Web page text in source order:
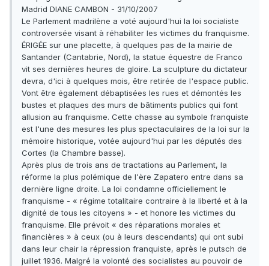
Madrid DIANE CAMBON - 31/10/2007
Le Parlement madrilène a voté aujourd'hui la loi socialiste
controversée visant à réhabiliter les victimes du franquisme.
ÉRIGÉE sur une placette, à quelques pas de la mairie de
Santander (Cantabrie, Nord), la statue équestre de Franco
vit ses dernières heures de gloire. La sculpture du dictateur
devra, d'ici à quelques mois, être retirée de l'espace public.
Vont être également débaptisées les rues et démontés les
bustes et plaques des murs de bâtiments publics qui font
allusion au franquisme. Cette chasse au symbole franquiste
est l'une des mesures les plus spectaculaires de la loi sur la
mémoire historique, votée aujourd'hui par les députés des
Cortes (la Chambre basse).
Après plus de trois ans de tractations au Parlement, la
réforme la plus polémique de l'ère Zapatero entre dans sa
dernière ligne droite. La loi condamne officiellement le
franquisme - « régime totalitaire contraire à la liberté et à la
dignité de tous les citoyens » - et honore les victimes du
franquisme. Elle prévoit « des réparations morales et
financières » à ceux (ou à leurs descendants) qui ont subi
dans leur chair la répression franquiste, après le putsch de
juillet 1936. Malgré la volonté des socialistes au pouvoir de